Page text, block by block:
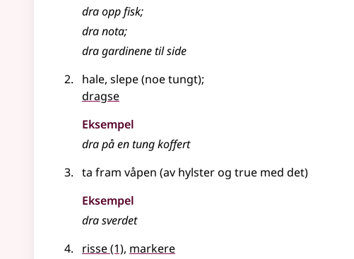
draopp fisk;
dranota;
dragardinene til side
hale, slepe (noe tungt);
dragse
Eksempel
drapå en tung koffert
ta fram våpen (av hylster og true med det)
Eksempel
drasverdet
risse(1), markere